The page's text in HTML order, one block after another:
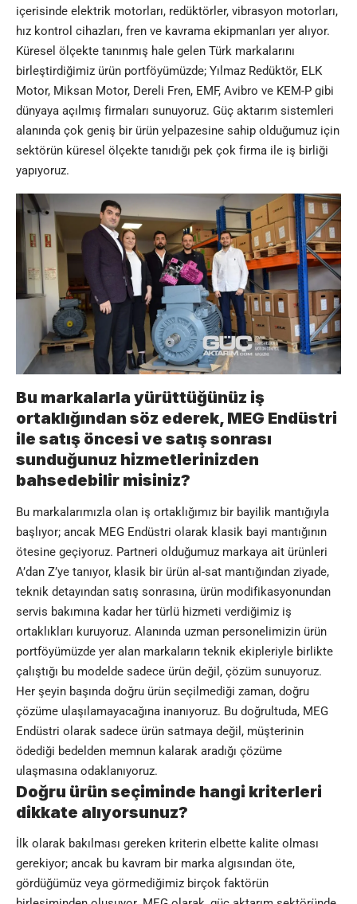
içerisinde elektrik motorları, redüktörler, vibrasyon motorları,
hız kontrol cihazları, fren ve kavrama ekipmanları yer alıyor.
Küresel ölçekte tanınmış hale gelen Türk markalarını
birleştirdiğimiz ürün portföyümüzde; Yılmaz Redüktör, ELK
Motor, Miksan Motor, Dereli Fren, EMF, Avibro ve KEM-P gibi
dünyaya açılmış firmaları sunuyoruz. Güç aktarım sistemleri
alanında çok geniş bir ürün yelpazesine sahip olduğumuz için
sektörün küresel ölçekte tanıdığı pek çok firma ile iş birliği
yapıyoruz.
Bu markalarla yürüttüğünüz iş
ortaklığından söz ederek, MEG Endüstri
ile satış öncesi ve satış sonrası
sunduğunuz hizmetlerinizden
bahsedebilir misiniz?
Bu markalarımızla olan iş ortaklığımız bir bayilik mantığıyla
başlıyor; ancak MEG Endüstri olarak klasik bayi mantığının
ötesine geçiyoruz. Partneri olduğumuz markaya ait ürünleri
A’dan Z’ye tanıyor, klasik bir ürün al-sat mantığından ziyade,
teknik detayından satış sonrasına, ürün modifikasyonundan
servis bakımına kadar her türlü hizmeti verdiğimiz iş
ortaklıkları kuruyoruz. Alanında uzman personelimizin ürün
portföyümüzde yer alan markaların teknik ekipleriyle birlikte
çalıştığı bu modelde sadece ürün değil, çözüm sunuyoruz.
Her şeyin başında doğru ürün seçilmediği zaman, doğru
çözüme ulaşılamayacağına inanıyoruz. Bu doğrultuda, MEG
Endüstri olarak sadece ürün satmaya değil, müşterinin
ödediği bedelden memnun kalarak aradığı çözüme
ulaşmasına odaklanıyoruz.
Doğru ürün seçiminde hangi kriterleri
dikkate alıyorsunuz?
İlk olarak bakılması gereken kriterin elbette kalite olması
gerekiyor; ancak bu kavram bir marka algısından öte,
gördüğümüz veya görmediğimiz birçok faktörün